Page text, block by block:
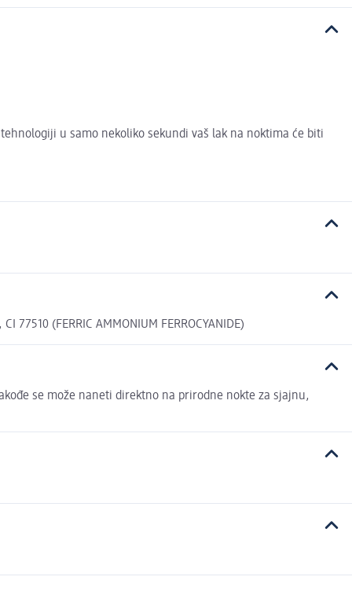
u samo nekoliko sekundi vaš lak na noktima će biti
CI 77510 (FERRIC AMMONIUM FERROCYANIDE)
se može naneti direktno na prirodne nokte za sjajnu,